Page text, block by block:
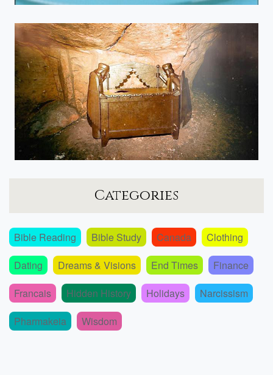
Categories
Bible Reading Bible Study Canada
Clothing
Dating
Dreams & Visions End Times
Finance
Francais
Hidden History Holidays
Narcissism
Pharmakeia
Wisdom